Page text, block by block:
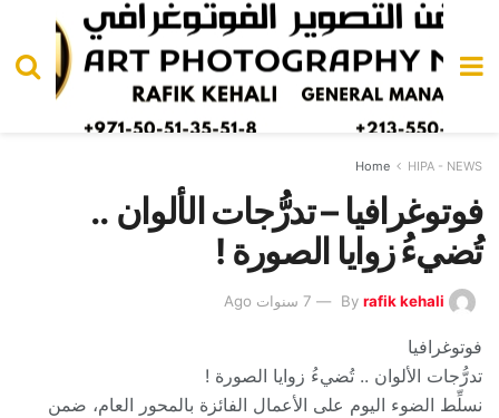
Home HIPA - NEWS
فوتوغرافيا – تدرُّجات الألوان ..
تُضيءُ زوايا الصورة !
By rafik kehali 7 سنوات Ago
فوتوغرافيا
تدرُّجات الألوان .. تُضيءُ زوايا الصورة !
نسلِّط الضوء اليوم على الأعمال الفائزة بالمحور العام، ضمن